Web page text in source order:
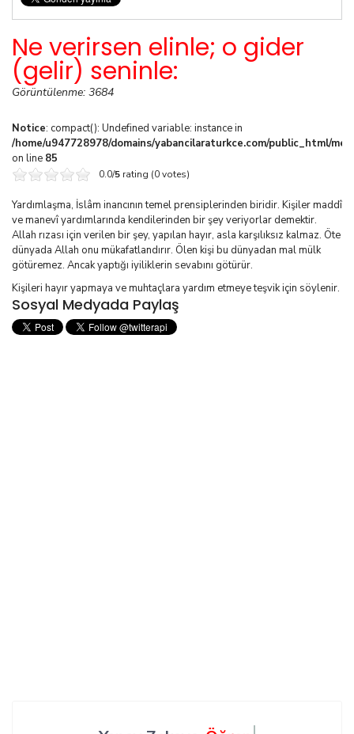
Ne verirsen elinle; o gider
(gelir) seninle:
Görüntülenme: 3684
Notice: compact(): Undefined variable: instance in
/home/u947728978/domains/yabancilaraturkce.com/public_html/
on line 85
0.0/5 rating (0 votes)
Yardımlaşma, İslâm inancının temel prensiplerinden biridir. Kişiler maddî
ve manevî yardımlarında kendilerinden bir şey veriyorlar demektir.
Allah rızası için verilen bir şey, yapılan hayır, asla karşılıksız kalmaz. Öte
dünyada Allah onu mükafatlandırır. Ölen kişi bu dünyadan mal mülk
götüremez. Ancak yaptığı iyiliklerin sevabını götürür.
Kişileri hayır yapmaya ve muhtaçlara yardım etmeye teşvik için söylenir.
Sosyal Medyada Paylaş